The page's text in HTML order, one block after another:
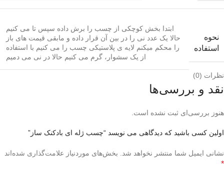
نحوه
استفاده
ابتدا بخش کوچکی از چسب را برش داده سپس تا می کنیم
حالا یک عدد نی را در بین آن قرار داده و مابقی قیمت های باز
را محکم میکنم لایه ی پلاستیکی چسب را می کنیم با استفاده
از یک سشوار، گرم می کنیم حالا در نی می دمیم
نظرات (0)
نقد و بررسی‌ها
هنوز بررسی‌ای ثبت نشده است.
اولین کسی باشید که دیدگاهی می نویسد “چسب ژله ای بادکنک ساز”
نشانی ایمیل شما منتشر نخواهد شد. بخش‌های موردنیاز علامت‌گذاری شده‌اند
*